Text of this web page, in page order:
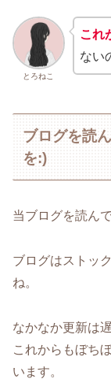
とろねこ
これ
ない
ブログを読
を:)
当ブログを読ん
ブログはストッ
ね。
なかなか更新は
これからもぼち
います。